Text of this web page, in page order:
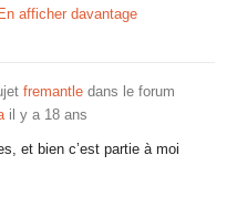
En afficher davantage
fremantle dans le forum
il y a 18 ans
et bien c’est partie à moi